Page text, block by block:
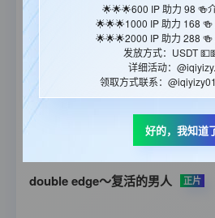
正片
double edge～复活的男人 正片
🌟🌟🌟600 IP 助力 98 🍻
🌟🌟🌟1000 IP 助力 168
🌟🌟🌟2000 IP 助力 288
发放方式：USDT
详细活动：
领取方式联系：@iqiyizy01
好的，我知道